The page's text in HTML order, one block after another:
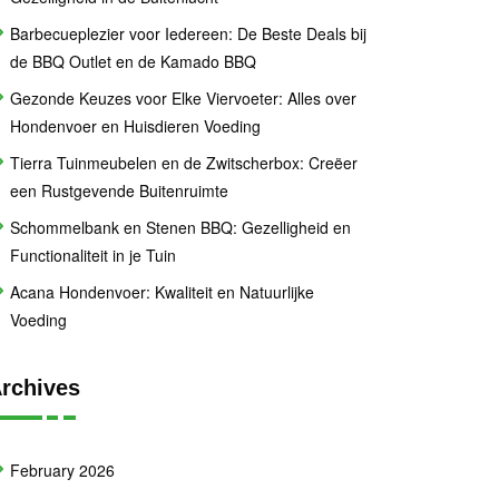
Barbecueplezier voor Iedereen: De Beste Deals bij
de BBQ Outlet en de Kamado BBQ
Gezonde Keuzes voor Elke Viervoeter: Alles over
Hondenvoer en Huisdieren Voeding
Tierra Tuinmeubelen en de Zwitscherbox: Creëer
een Rustgevende Buitenruimte
Schommelbank en Stenen BBQ: Gezelligheid en
Functionaliteit in je Tuin
Acana Hondenvoer: Kwaliteit en Natuurlijke
Voeding
February 2026